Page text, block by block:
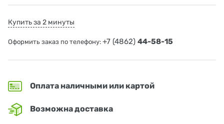
Купить за 2 минуты
Оформить заказ по телефону: +7 (4862) 44-58-15
Оплата наличными или картой
Возможна доставка